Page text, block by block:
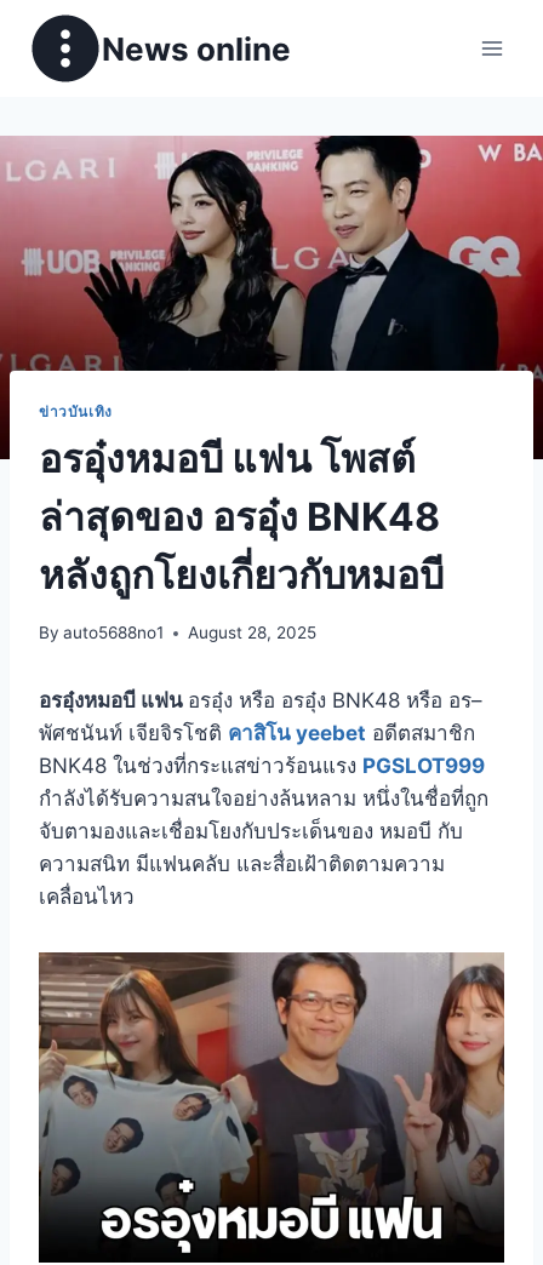
News online
ข่าวบันเทิง
อรอุ๋งหมอบี แฟน โพสต์
ล่าสุดของ อรอุ๋ง BNK48
หลังถูกโยงเกี่ยวกับหมอบี
By auto5688no1 August 28, 2025
อรอุ๋งหมอบี แฟน อรอุ๋ง หรือ อรอุ๋ง BNK48 หรือ อร–
พัศชนันท์ เจียจิรโชติ คาสิโน yeebet อดีตสมาชิก
BNK48 ในช่วงที่กระแสข่าวร้อนแรง PGSLOT999
กำลังได้รับความสนใจอย่างล้นหลาม หนึ่งในชื่อที่ถูก
จับตามองและเชื่อมโยงกับประเด็นของ หมอบี กับ
ความสนิท มีแฟนคลับ และสื่อเฝ้าติดตามความ
เคลื่อนไหว